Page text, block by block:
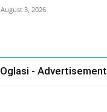
August 3, 2026
Oglasi - Advertisement